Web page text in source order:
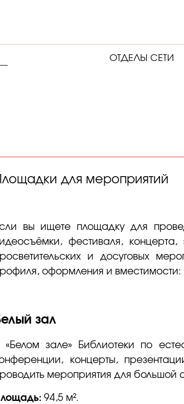
ОТДЕЛЫ СЕТИ
Площадки для мероприятий
вы ищете площадку для
фестиваля, концерта,
и досуговых
оформления и вместимости:
зал
«Белом зале» Библиотеки по
концерты,
мероприятия для большой
94,5 м².